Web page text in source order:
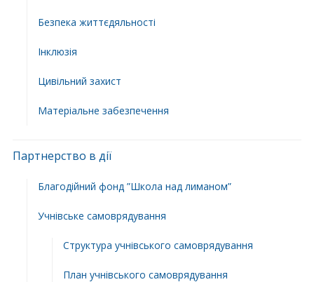
Безпека життєдяльності
Інклюзія
Цивільний захист
Матеріальне забезпечення
Партнерство в дії
Благодійний фонд ”Школа над лиманом”
Учнівське самоврядування
Структура учнiвського самоврядування
План учнiвського самоврядування